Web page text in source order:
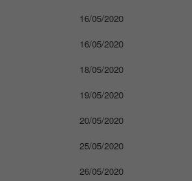
16/05/2020
16/05/2020
18/05/2020
19/05/2020
20/05/2020
25/05/2020
26/05/2020